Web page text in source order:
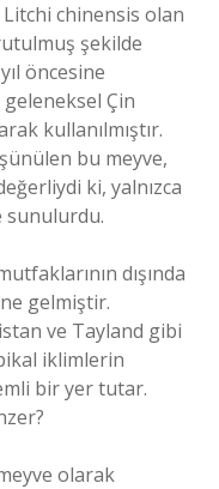
chinensis olan
şekilde
öncesine
Çin
kullanılmıştır.
bu meyve,
ki, yalnızca
sunulurdu.
dışında
gelmiştir.
ve Tayland gibi
iklimlerin
bir yer tutar.
olarak